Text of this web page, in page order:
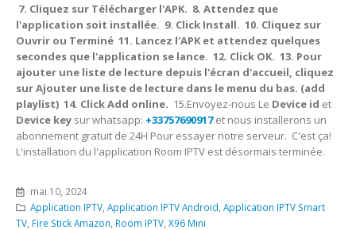
7. Cliquez sur Télécharger l'APK. 8. Attendez que
l'application soit installée. 9. Click Install. 10. Cliquez sur
Ouvrir ou Terminé 11. Lancez l'APK et attendez quelques
secondes que l'application se lance. 12. Click OK. 13. Pour
ajouter une liste de lecture depuis l'écran d'accueil, cliquez
sur Ajouter une liste de lecture dans le menu du bas. (add
playlist) 14. Click Add online. 15.Envoyez-nous Le Device id et
Device key sur whatsapp: +33757690917et nous installerons un
abonnement gratuit de 24H Pour essayer notre serveur. C'est ça!
L'installation du l'application Room IPTV est désormais terminée.
mai 10, 2024
Application IPTV, Application IPTV Android Application IPTV Smart
TV Fire Stick Amazon Room IPTV X96 Mini